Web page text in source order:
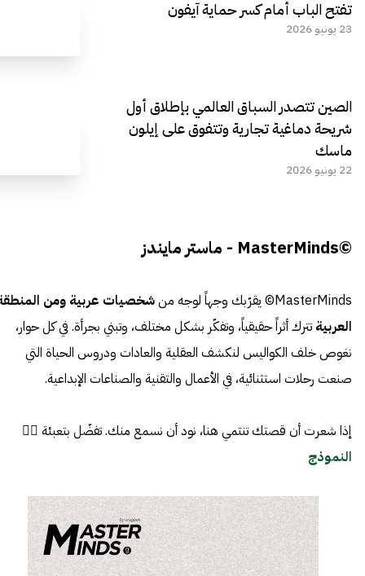
تفتح الباب أمام كسر حماية آيفون
23 يونيو 2026
الصين تتصدر السباق العالمي بإطلاق أول
شريحة دماغية تجارية وتتفوق على إيلون
ماسك
22 يونيو 2026
©MasterMinds - ماستر مايندز
MasterMinds© يقرّبك وجهاً لوجه من
شخصيات عربية ومن
العربية تترك أثراً حقيقياً، وتفكّر بشكل مختلف، وتبني بجرأة. في كل حوار،
نغوص خلف الكواليس لنكشف العقلية والعادات ودروس الحياة التي
صنعت رحلات استثنائية، في الأعمال والتقنية والصناعات الإبداعية.
إذا شعرت أن قصتك تنتمي هنا، نود أن نسمع منك. تفضّل بتعبئة 👈🏼
النموذج